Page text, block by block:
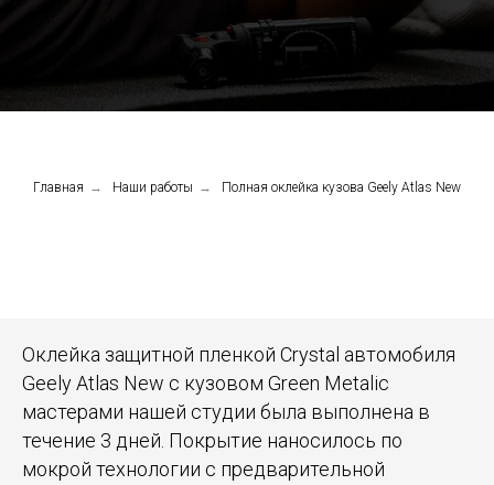
Главная → Наши работы → Полная оклейка кузова Geely Atlas New
Оклейка защитной пленкой Crystal автомобиля
Geely Atlas New c кузовом Green Metalic
мастерами нашей студии была выполнена в
течение 3 дней. Покрытие наносилось по
мокрой технологии с предварительной